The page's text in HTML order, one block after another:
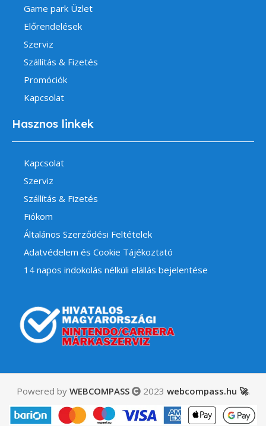
Game park Üzlet
Előrendelések
Szerviz
Szállítás & Fizetés
Promóciók
Kapcsolat
Hasznos linkek
Kapcsolat
Szerviz
Szállítás & Fizetés
Fiókom
Általános Szerződési Feltételek
Adatvédelem és Cookie Tájékoztató
14 napos indokolás nélküli elállás bejelentése
Powered by WEBCOMPASS 2023 webcompass.hu 🚀.